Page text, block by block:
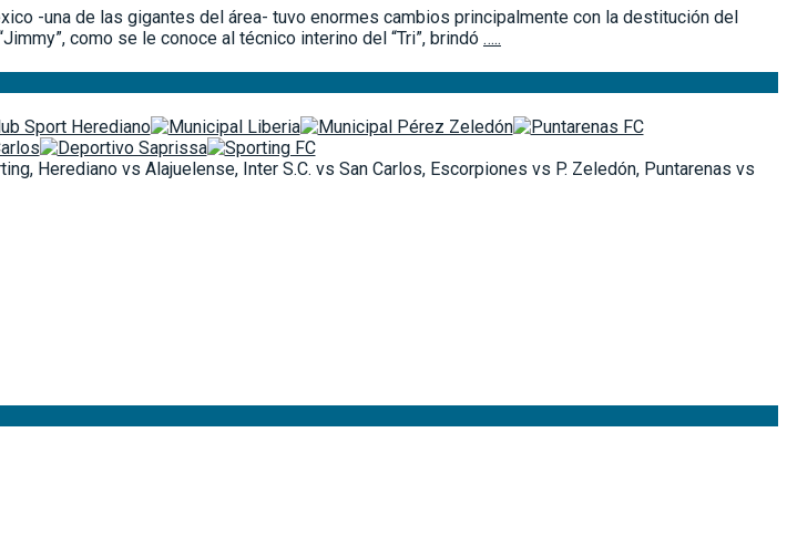
-una de las gigantes del área- tuvo enormes cambios principalmente con la destitución del
como se le conoce al técnico interino del “Tri”, brindó …..